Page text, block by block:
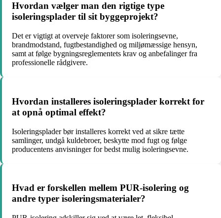
Hvordan vælger man den rigtige type
isoleringsplader til sit byggeprojekt?
Det er vigtigt at overveje faktorer som isoleringsevne,
brandmodstand, fugtbestandighed og miljømæssige hensyn,
samt at følge bygningsreglementets krav og anbefalinger fra
professionelle rådgivere.
Hvordan installeres isoleringsplader korrekt for
at opnå optimal effekt?
Isoleringsplader bør installeres korrekt ved at sikre tætte
samlinger, undgå kuldebroer, beskytte mod fugt og følge
producentens anvisninger for bedst mulig isoleringsevne.
Hvad er forskellen mellem PUR-isolering og
andre typer isoleringsmaterialer?